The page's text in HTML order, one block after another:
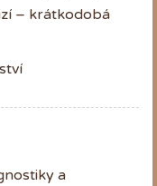
– krátkodobá
a